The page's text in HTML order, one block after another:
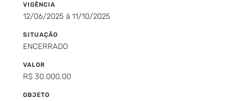
VIGÊNCIA
12/06/2025 à 11/10/2025
SITUAÇÃO
ENCERRADO
VALOR
R$ 30.000,00
OBJETO